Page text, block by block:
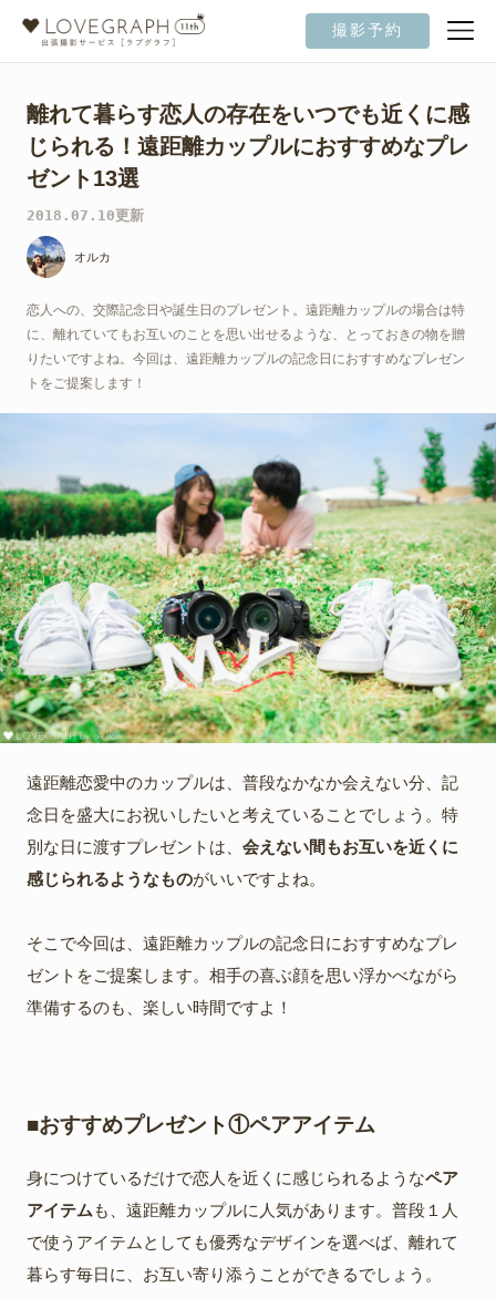
撮影予約
離れて暮らす恋人の存在をいつでも近くに感
じられる！遠距離カップルにおすすめなプレ
ゼント13選
2018.07.10更新
オルカ
恋人への、交際記念日や誕生日のプレゼント。遠距離カップルの場合は特
に、離れていてもお互いのことを思い出せるような、とっておきの物を贈
りたいですよね。今回は、遠距離カップルの記念日におすすめなプレゼン
トをご提案します！
遠距離恋愛中のカップルは、普段なかなか会えない分、記
念日を盛大にお祝いしたいと考えていることでしょう。特
別な日に渡すプレゼントは、 会えない間もお互いを近くに
感じられるようなものがいいですよね。
そこで今回は、遠距離カップルの記念日におすすめなプレ
ゼントをご提案します。相手の喜ぶ顔を思い浮かべながら
準備するのも、楽しい時間ですよ！
■おすすめプレゼント①ペアアイテム
身につけているだけで恋人を近くに感じられるようなペア
アイテムも、遠距離カップルに人気があります。普段１人
で使うアイテムとしても優秀なデザインを選べば、離れて
暮らす毎日に、お互い寄り添うことができるでしょう。